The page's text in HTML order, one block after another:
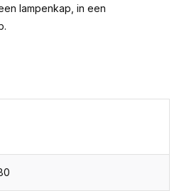
lampenkap, in een